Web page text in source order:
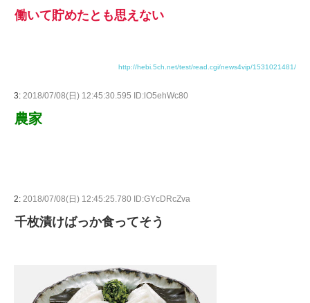
働いて貯めたとも思えない
http://hebi.5ch.net/test/read.cgi/news4vip/1531021481/
3: 2018/07/08(日) 12:45:30.595 ID:lO5ehWc80
農家
2: 2018/07/08(日) 12:45:25.780 ID:GYcDRcZva
千枚漬けばっか食ってそう